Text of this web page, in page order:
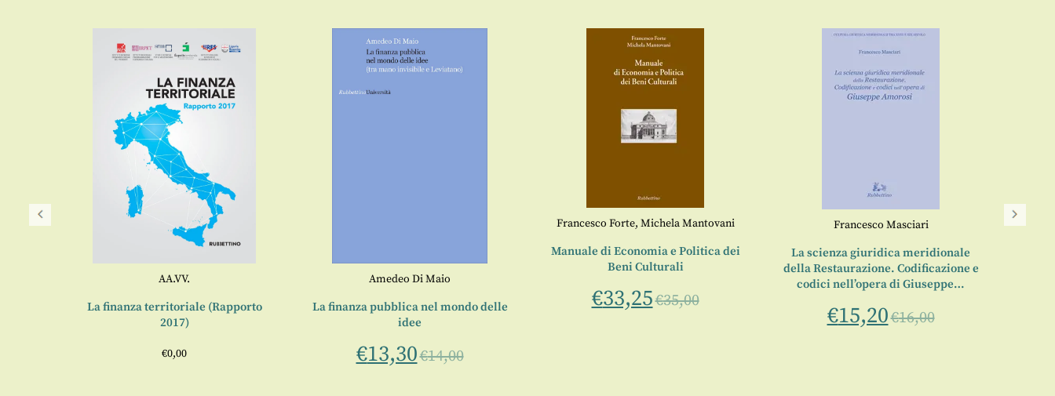
AA.VV.
La finanza territoriale (Rapporto
2017)
€0,00
Amedeo Di Maio
La finanza pubblica nel mondo delle
idee
€13,30€14,00
Francesco Forte, Michela Mantovani
Manuale di Economia e Politica dei
Beni Culturali
€33,25€35,00
Francesco Masciari
La scienza giuridica meridionale
della Restaurazione. Codificazione e
codici nell’opera di Giuseppe…
€15,20€16,00